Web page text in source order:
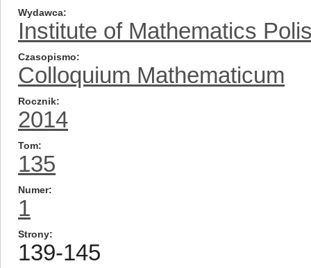
Wydawca
Institute of Mathematics
Czasopismo
Colloquium Mathematicum
Rocznik
2014
Tom
135
Numer
1
Strony
139-145